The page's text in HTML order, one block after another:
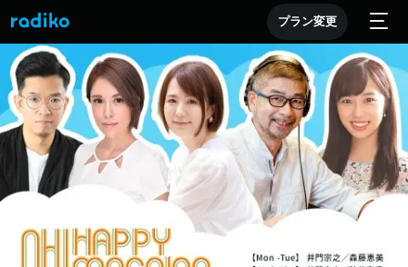
プラン変更